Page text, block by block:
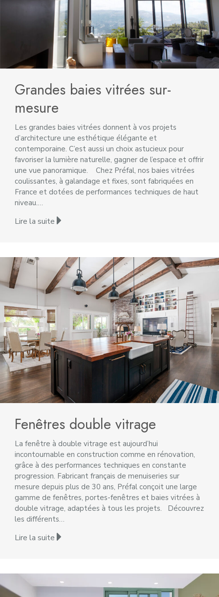
Grandes baies vitrées sur-
mesure
Les grandes baies vitrées donnent à vos projets
d’architecture une esthétique élégante et
contemporaine. C’est aussi un choix astucieux pour
favoriser la lumière naturelle, gagner de l’espace et offrir
une vue panoramique. Chez Préfal, nos baies vitrées
coulissantes, à galandage et fixes, sont fabriquées en
France et dotées de performances techniques de haut
niveau.…
Lire la suite
Fenêtres double vitrage
La fenêtre à double vitrage est aujourd’hui
incontournable en construction comme en rénovation,
grâce à des performances techniques en constante
progression. Fabricant français de menuiseries sur
mesure depuis plus de 30 ans, Préfal conçoit une large
gamme de fenêtres, portes-fenêtres et baies vitrées à
double vitrage, adaptées à tous les projets. Découvrez
les différents…
Lire la suite